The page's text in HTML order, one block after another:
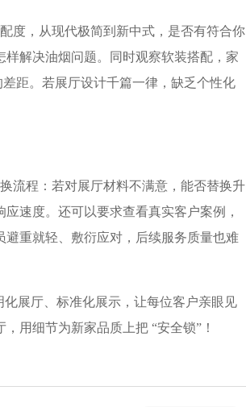
度，从现代极简到新中式，是否有符合你
解决油烟问题。同时观察软装搭配，家
距。若展厅设计千篇一律，缺乏个性化
流程：若对展厅材料不满意，能否替换升
速度。还可以要求查看真实客户案例，
重就轻、敷衍应对，后续服务质量也难
展厅、标准化展示，让每位客户亲眼见
用细节为新家品质上把 “安全锁”！